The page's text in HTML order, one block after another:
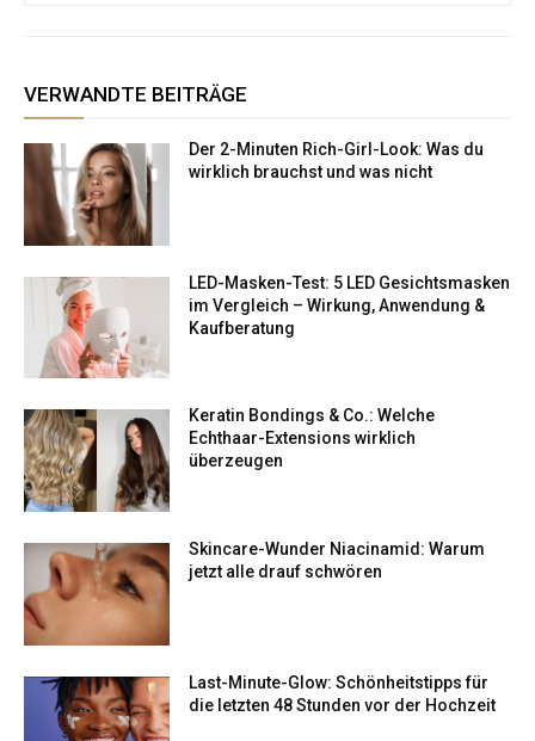
VERWANDTE BEITRÄGE
Der 2-Minuten Rich-Girl-Look: Was du
wirklich brauchst und was nicht
LED-Masken-Test: 5 LED Gesichtsmasken
im Vergleich – Wirkung, Anwendung &
Kaufberatung
Keratin Bondings & Co.: Welche
Echthaar-Extensions wirklich
überzeugen
Skincare-Wunder Niacinamid: Warum
jetzt alle drauf schwören
Last-Minute-Glow: Schönheitstipps für
die letzten 48 Stunden vor der Hochzeit